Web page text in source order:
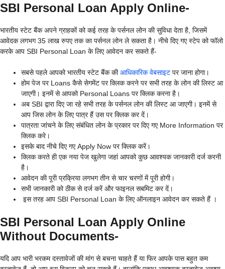
SBI Personal Loan Apply Online-
भारतीय स्टेट बैंक अपने ग्राहकों को कई तरह के पर्सनल लोन की सुविधा देता है, जिसमें
आवेदक लगभग 35 लाख रुपए तक का पर्सनल लोन ले सकता है। नीचे दिए गए स्टेप को फॉलो
करके आप SBI Personal Loan के लिए आवेदन कर सकते हैं-
सबसे पहले आपको भारतीय स्टेट बैंक कीआधिकारिक वेबसाइट पर जाना होगा।
होम पेज पर Loans कैसे सेगमेंट पर क्लिक करने पर सभी तरह के लोन की लिस्ट आ
जाएगी। इनमें से आपको Personal Loans पर क्लिक करना है।
अब SBI द्वारा दिए जा रहे सभी तरह के पर्सनल लोन की लिस्ट आ जाएगी। इनमें से
आप जिस लोन के लिए पात्र हैं उस पर क्लिक कर दें।
पात्रता जांचने के लिए संबंधित लोन के प्रकार पर दिए गए More Information पर
क्लिक करे।
इसके बाद नीचे दिए गए Apply Now पर क्लिक करें।
क्लिक करते ही एक नया पेज खुलेगा जहां आपको कुछ आवश्यक जानकारी दर्ज करनी
है।
आवेदन की पूरी प्रक्रिया लगभग तीन से चार चरणों में पूरी होगी।
सभी जानकारी को ठीक से दर्ज करें और फाइनल सबमिट कर दें।
इस तरह आप SBI Personal Loan के लिए ऑनलाइन आवेदन कर सकते हैं ।
SBI Personal Loan Apply Online
Without Documents-
यदि आप भारी भरकम दस्तावेजों की मांग से बचना चाहते हैं या फिर आपके पास बहुत कम